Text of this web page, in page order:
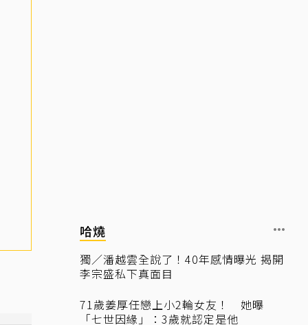
哈燒
獨／潘越雲全說了！40年感情曝光 揭開
李宗盛私下真面目
71歲姜厚任戀上小2輪女友！ 她曝
「七世因緣」：3歲就認定是他